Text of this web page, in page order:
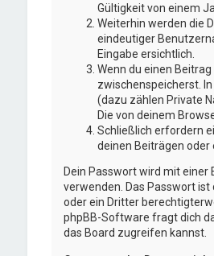
Gültigkeit von einem
Weiterhin werden die
eindeutiger
Eingabe ersichtlich.
Wenn du einen
zwischenspeicherst.
(dazu zählen Private
Die von deinem
Schließlich erfordern
deinen Beiträgen
Dein Passwort wird mit einer
verwenden. Das Passwort
oder ein Dritter
phpBB-Software fragt dich
das Board zugreifen kannst.